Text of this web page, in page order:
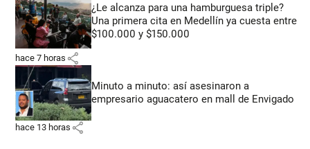
¿Le alcanza para una hamburguesa triple?
Una primera cita en Medellín ya cuesta entre
$100.000 y $150.000
hace 7 horas share
Minuto a minuto: así asesinaron a
empresario aguacatero en mall de Envigado
hace 13 horas share